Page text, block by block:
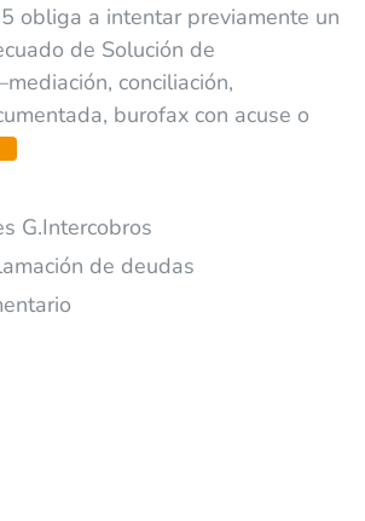
obliga a intentar previamente un
de Solución de
conciliación,
burofax con acuse o
G.Intercobros
de deudas